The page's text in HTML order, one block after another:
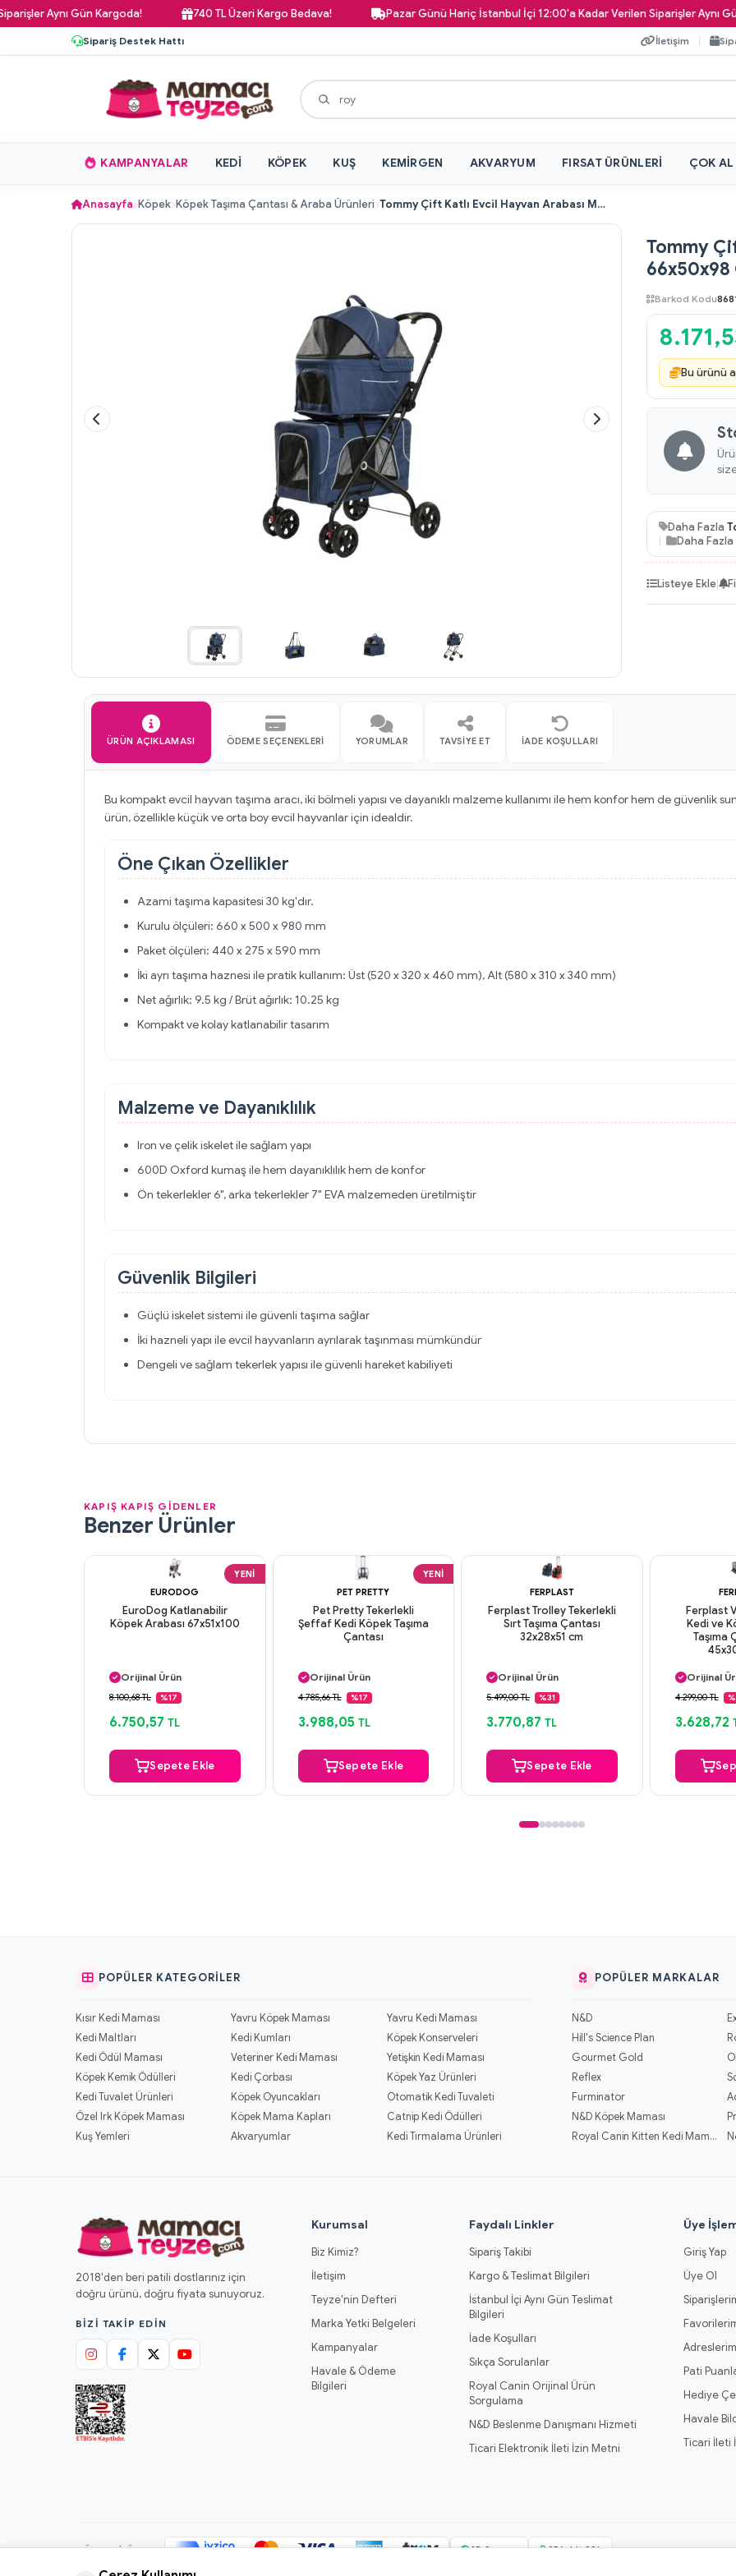
Aynı Gün Kargoda! 740 TL Üzeri Kargo Bedava! Pazar Günü Hariç İstanbul İçi 12:00'a Kadar Verilen Siparişler Aynı Gün
Sipariş Destek Hattı İletişim
KAMPANYALAR KEDI KÖPEK KUŞ KEMIRGEN AKVARYUM FIRSAT ÜRÜNLERI ÇOK
Anasayfa Köpek Köpek Taşıma Çantası & Araba Ürünleri Tommy Çift Katlı Evcil Hayvan Arabası Mavi 66x50x98 Cm Max 30 Kg
Tommy
66x50x98
Barkod Kodu
Bu ürünü
Daha Fazla
Daha Fazla
Listeye Ekle|
ÜRÜN AÇIKLAMASI ÖDEME SEÇENEKLERI YORUMLAR TAVSIYE ET İADE KOŞULLARI
Bu kompakt evcil hayvan taşıma aracı, iki bölmeli yapısı ve dayanıklı malzeme kullanımı ile hem konfor hem de güvenlik
ürün, özellikle küçük ve orta boy evcil hayvanlar için idealdir.
Öne Çıkan Özellikler
Azami taşıma kapasitesi 30 kg'dır.
Kurulu ölçüleri: 660 x 500 x 980 mm
Paket ölçüleri: 440 x 275 x 590 mm
İki ayrı taşıma haznesi ile pratik kullanım: Üst (520 x 320 x 460 mm), Alt (580 x 310 x 340 mm)
Net ağırlık: 9.5 kg / Brüt ağırlık: 10.25 kg
Kompakt ve kolay katlanabilir tasarım
Malzeme ve Dayanıklılık
Iron ve çelik iskelet ile sağlam yapı
600D Oxford kumaş ile hem dayanıklılık hem de konfor
Ön tekerlekler 6", arka tekerlekler 7" EVA malzemeden üretilmiştir
Güvenlik Bilgileri
Güçlü iskelet sistemi ile güvenli taşıma sağlar
İki hazneli yapı ile evcil hayvanların ayrılarak taşınması mümkündür
Dengeli ve sağlam tekerlek yapısı ile güvenli hareket kabiliyeti
KAPIŞ KAPIŞ GİDENLER
Benzer Ürünler
YENI
EURODOG
EuroDog Katlanabilir
Köpek Arabası 67x51x100
Orijinal Ürün
Güvenli Ödeme
8.100,68 TL %17
6.750,57 TL
Sepete Ekle
YENI
PET PRETTY
Pet Pretty Tekerlekli
Şeffaf Kedi Köpek Taşıma
Çantası
Orijinal Ürün
Güvenli Ödeme
4.785,66 TL %17
3.988,05 TL
Sepete Ekle
FERPLAST
Ferplast Trolley Tekerlekli
Sırt Taşıma Çantası
32x28x51 cm
Orijinal Ürün
Güvenli Ödeme
5.499,00 TL %31
3.770,87 TL
Sepete Ekle
Ferplast
Kedi ve
Taşıma
Orijinal
Güvenli
4.299,00 TL
3.628,72
POPÜLER KATEGORILER
Kısır Kedi Maması Yavru Köpek Maması
Yavru Kedi Maması
Kedi Maltları
Kedi Kumları
Köpek Konserveleri
Kedi Ödül Maması
Veteriner Kedi Maması
Yetişkin Kedi Maması
Köpek Kemik Ödülleri
Kedi Çorbası
Köpek Yaz Ürünleri
Kedi Tuvalet Ürünleri
Köpek Oyuncakları
Otomatik Kedi Tuvaleti
Özel Irk Köpek Maması
Köpek Mama Kapları
Catnip Kedi Ödülleri
Kuş Yemleri
Akvaryumlar Kedi Tırmalama Ürünleri
POPÜLER MARKALAR
N&D
Hill's Science Plan
Gourmet Gold
Reflex
Furminator
N&D Köpek Maması
Royal Canin Kitten Kedi Mamaları
2018'den beri patili dostlarınız için
doğru ürünü, doğru fiyata sunuyoruz.
BIZI TAKIP EDIN
Kurumsal
Biz Kimiz?
İletişim
Teyze'nin Defteri
Marka Yetki Belgeleri
Kampanyalar
Havale & Ödeme
Bilgileri
Faydalı Linkler
Sipariş Takibi
Kargo & Teslimat Bilgileri
İstanbul İçi Aynı Gün Teslimat
Bilgileri
İade Koşulları
Sıkça Sorulanlar
Royal Canin Orijinal Ürün
Sorgulama
N&D Beslenme Danışmanı Hizmeti
Ticari Elektronik İleti İzin Metni
Üye
Giriş Yap
Üye Ol
Adreslerim
Pati
Hediye
Havale
Ticari İleti
GÜVENLI ÖDEME 3D Secure 256-bit SSL